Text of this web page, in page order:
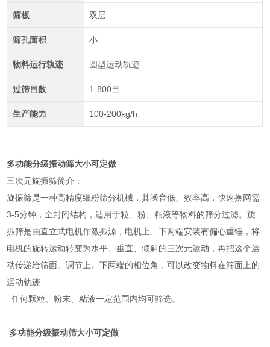
筛板 双层
筛孔面积 小
物料运行轨迹 圆型运动轨迹
过筛目数 1-800目
生产能力 100-200kg/h
多功能分级振动筛大小可定做
三次元旋振筛简介：
旋振筛是一种高精度细粉筛分机械，其噪音低、效率高，快速换网需
3-5分钟，全封闭结构，适用于粒、粉、粘液等物料的筛分过滤。旋
振筛是由直立式电机作激振源，电机上、下两端安装有偏心重锤，将
电机的旋转运动转变为水平、垂直、倾斜的三次元运动，再把这个运
动传递给筛面。调节上、下两端的相位角，可以改变物料在筛面上的
运动轨迹
任何颗粒、粉末、粘液一定范围内均可筛选。
多功能分级振动筛大小可定做